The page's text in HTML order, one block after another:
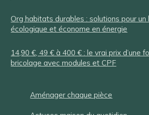
Org habitats durables : solutions pour un
écologique et économe en énergie
14,90 €, 49 € à 400 € : le vrai prix d’une
bricolage avec modules et CPF
Aménager chaque pièce